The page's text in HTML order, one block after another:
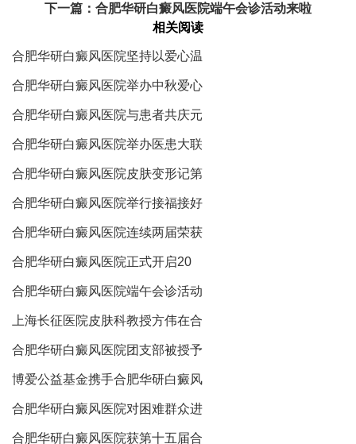
下一篇： 合肥华研白癜风医院端午会诊活动来啦
相关阅读
合肥华研白癜风医院坚持以爱心温
合肥华研白癜风医院举办中秋爱心
合肥华研白癜风医院与患者共庆元
合肥华研白癜风医院举办医患大联
合肥华研白癜风医院皮肤变形记第
合肥华研白癜风医院举行接福接好
合肥华研白癜风医院连续两届荣获
合肥华研白癜风医院正式开启20
合肥华研白癜风医院端午会诊活动
上海长征医院皮肤科教授方伟在合
合肥华研白癜风医院团支部被授予
博爱公益基金携手合肥华研白癜风
合肥华研白癜风医院对困难群众进
合肥华研白癜风医院获第十五届合